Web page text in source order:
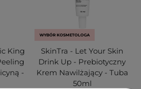
King
-
WYBÓR KOSMETOLOGA
SkinTra - Let Your Skin
Drink Up - Prebiotyczny
Krem Nawilżający - Tuba
50ml